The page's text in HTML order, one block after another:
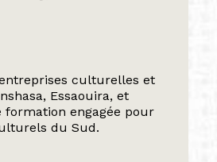
culturelles et
Essaouira, et
formation engagée pour
du Sud.